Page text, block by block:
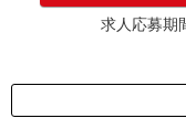
求人応募期